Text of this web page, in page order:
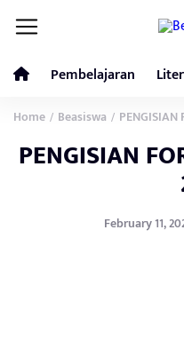
Pembelajaran
Home / Beasiswa / PENGISIAN
PENGISIAN
February 11,